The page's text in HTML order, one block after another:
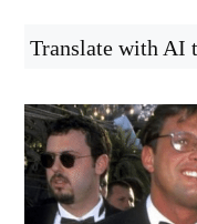
Translate with AI